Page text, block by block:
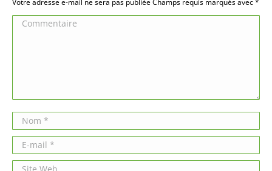
Votre adresse e-mail ne sera pas publiée Champs requis marqués avec*
Commentaire
Nom *
E-mail *
Site Web